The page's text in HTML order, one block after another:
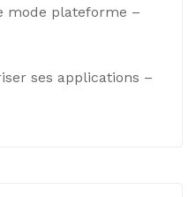
mode plateforme –
ses applications –